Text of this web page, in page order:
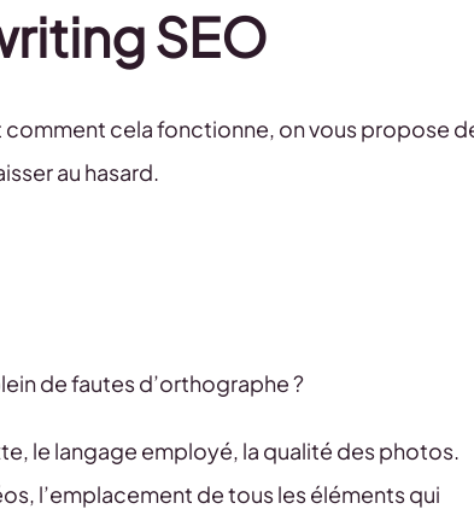
SEO
comment cela fonctionne, on vous propose
au hasard.
de fautes d’orthographe ?
le langage employé, la qualité des photos.
l’emplacement de tous les éléments qui